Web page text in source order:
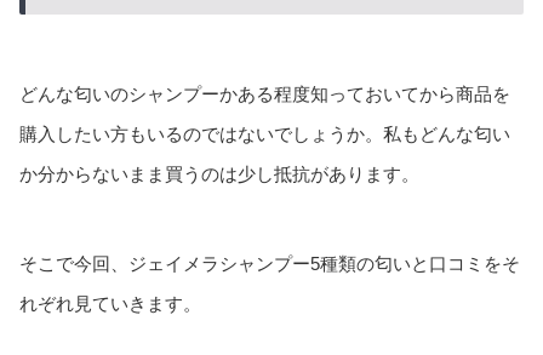
どんな匂いのシャンプーかある程度知っておいてから商品を
購入したい方もいるのではないでしょうか。私もどんな匂い
か分からないまま買うのは少し抵抗があります。
そこで今回、ジェイメラシャンプー5種類の匂いと口コミをそ
れぞれ見ていきます。